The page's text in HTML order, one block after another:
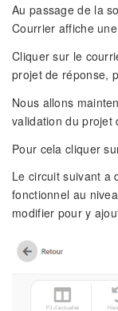
Au passage de la
Courrier affiche une
Cliquer sur le
projet de réponse,
Nous allons
validation du projet
Pour cela cliquer
Le circuit suivant a
fonctionnel au
modifier pour y